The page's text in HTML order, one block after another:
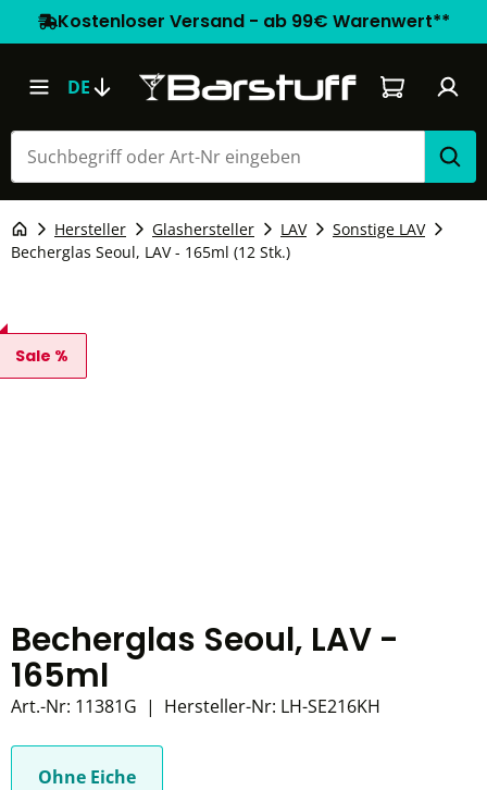
Kostenloser Versand - ab 99€ Warenwert**
DE Warenkorb
Hersteller Glashersteller LAV
Sonstige LAV
Becherglas Seoul, LAV - 165ml (12 Stk.)
Sale %
Becherglas Seoul, LAV -
165ml
Art.-Nr: 11381G | Hersteller-Nr: LH-SE216KH
Ohne Eiche